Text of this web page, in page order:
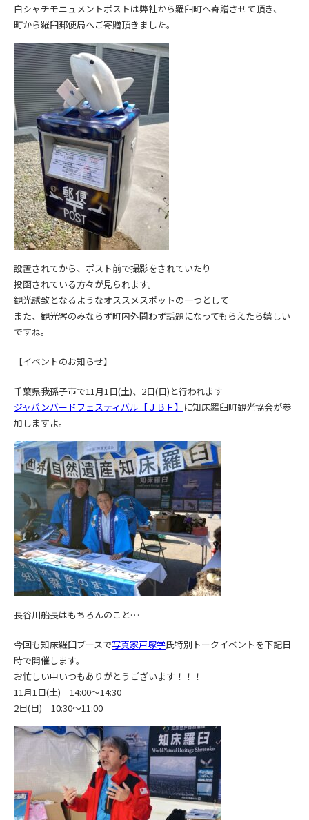
白シャチモニュメントポストは弊社から羅臼町へ寄贈させて頂き、
町から羅臼郵便局へご寄贈頂きました。
設置されてから、ポスト前で撮影をされていたり
投函されている方々が見られます。
観光誘致となるようなオススメスポットの一つとして
また、観光客のみならず町内外問わず話題になってもらえたら嬉しい
ですね。
【イベントのお知らせ】
千葉県我孫子市で11月1日(土)、2日(日)と行われます
ジャパンバードフェスティバル【ＪＢＦ】 に知床羅臼町観光協会が参
加しますよ。
長谷川船長はもちろんのこと…
今回も知床羅臼ブースで写真家戸塚学氏特別トークイベントを下記日
時で開催します。
お忙しい中いつもありがとうございます！！！
11月1日(土) 14:00～14:30
2日(日) 10:30～11:00